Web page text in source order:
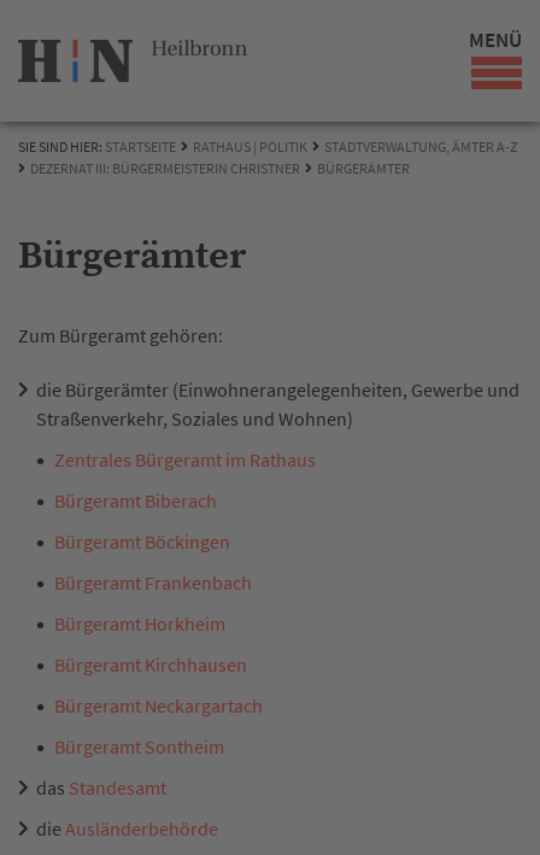
MENÜ
SIE SIND HIER: STARTSEITE RATHAUS | POLITIK
STADTVERWALTUNG, ÄMTER A-Z
DEZERNAT III: BÜRGERMEISTERIN CHRISTNER
BÜRGERÄMTER
Bürgerämter
Zum Bürgeramt gehören:
die Bürgerämter (Einwohnerangelegenheiten, Gewerbe und
Straßenverkehr, Soziales und Wohnen)
Zentrales Bürgeramt im Rathaus
Bürgeramt Biberach
Bürgeramt Böckingen
Bürgeramt Frankenbach
Bürgeramt Horkheim
Bürgeramt Kirchhausen
Bürgeramt Neckargartach
Bürgeramt Sontheim
das Standesamt
dieAusländerbehörde